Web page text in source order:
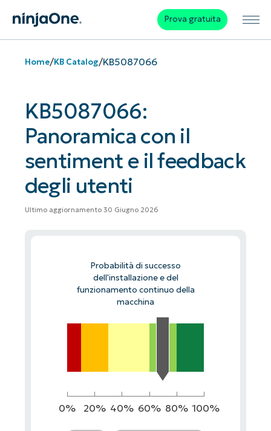
Prova gratuita
Home/KB Catalog/KB5087066
KB5087066:
Panoramica con il
sentiment e il feedback
degli utenti
Ultimo aggiornamento 30 Giugno 2026
Probabilità di successo
dell'installazione e del
funzionamento continuo della
macchina
0% 20% 40% 60% 80% 100%